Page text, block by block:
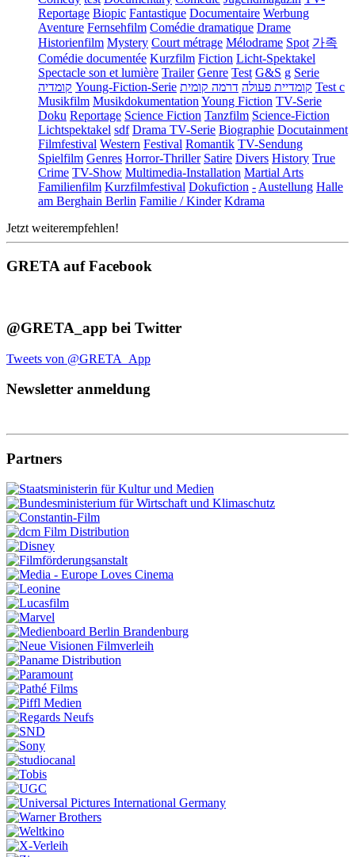
Reportage Biopic Fantastique Documentaire Werbung
Aventure Fernsehfilm Comédie dramatique Drame
Historienfilm Mystery Court métrage Mélodrame Spot 가족
Comédie documentée Kurzfilm Fiction Licht-Spektakel
Spectacle son et lumière Trailer Genre Test G&S g Serie
קומדיה Young-Fiction-Serie קומדיית פעולה דרמה קומית
Test c
Musikfilm Musikdokumentation Young Fiction TV-Serie
Doku Reportage Science Fiction Tanzfilm Science-Fiction
Lichtspektakel sdf Drama TV-Serie Biographie Docutainment
Filmfestival Western Festival Romantik TV-Sendung
Spielfilm Genres Horror-Thriller Satire Divers History True
Crime TV-Show Multimedia-Installation Martial Arts
Familienfilm Kurzfilmfestival Dokufiction - Austellung Halle
am Berghain Berlin Familie / Kinder Kdrama
Jetzt weiterempfehlen!
GRETA auf Facebook
@GRETA_app bei Twitter
Tweets von @GRETA_App
Newsletter anmeldung
Partners